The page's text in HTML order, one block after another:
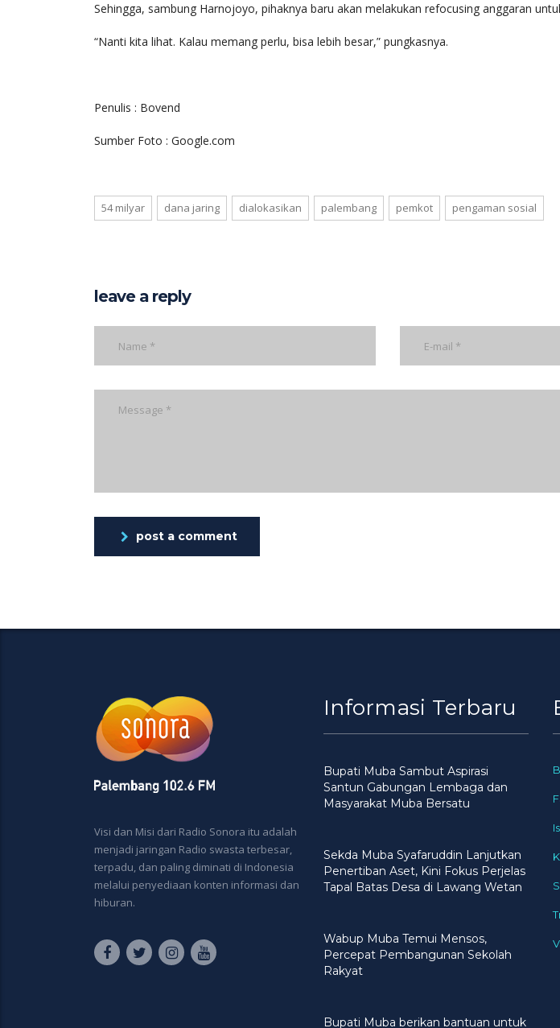
Sehingga, sambung Harnojoyo, pihaknya baru akan melakukan refocusing anggaran
“Nanti kita lihat. Kalau memang perlu, bisa lebih besar,” pungkasnya.
Penulis : Bovend
Sumber Foto : Google.com
54 milyar dana jaring dialokasikan palembang pemkot pengaman sosial
leave a reply
post a comment
Visi dan Misi dari Radio Sonora itu adalah
menjadi jaringan Radio swasta terbesar,
terpadu, dan paling diminati di Indonesia
melalui penyediaan konten informasi dan
hiburan.
Informasi Terbaru
Bupati Muba Sambut Aspirasi
Santun Gabungan Lembaga dan
Masyarakat Muba Bersatu
Sekda Muba Syafaruddin Lanjutkan
Penertiban Aset, Kini Fokus Perjelas
Tapal Batas Desa di Lawang Wetan
Wabup Muba Temui Mensos,
Percepat Pembangunan Sekolah
Rakyat
Bupati Muba berikan bantuan untuk